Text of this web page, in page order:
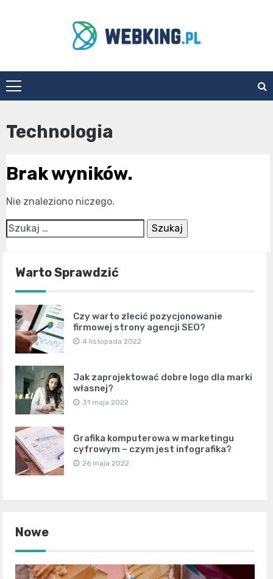
WebKing.pl
Technologia
Brak wyników.
Nie znaleziono niczego.
Szukaj:
Warto Sprawdzić
Czy warto zlecić pozycjonowanie
firmowej strony agencji SEO?
4 listopada 2022
Jak zaprojektować dobre logo dla marki
własnej?
31 maja 2022
Grafika komputerowa w marketingu
cyfrowym – czym jest infografika?
26 maja 2022
Nowe